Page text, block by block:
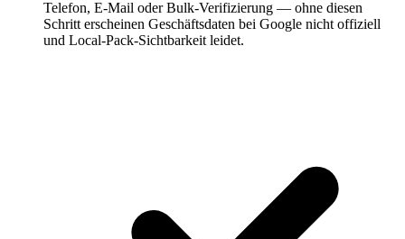
Telefon, E-Mail oder Bulk-Verifizierung — ohne diesen
Schritt erscheinen Geschäftsdaten bei Google nicht offiziell
und Local-Pack-Sichtbarkeit leidet.